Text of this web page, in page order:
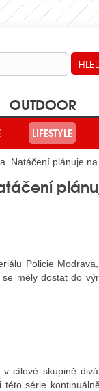
LIFESTYLE
OUTDOOR
Natáčení plánuje
Policie
měly dostat do
cílové skupině
série